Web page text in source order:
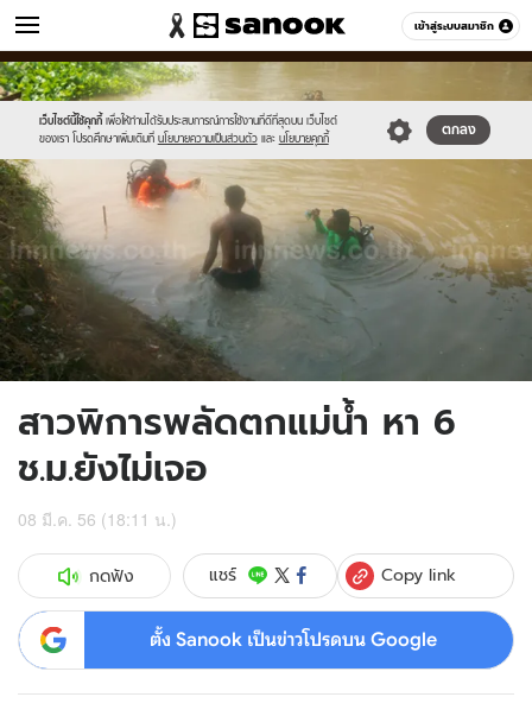
เข้าสู่ระบบสมาชิก
ข่าว หมวดอื่นๆ
เว็บไซต์นี้ใช้คุกกี้ เพื่อให้ท่านได้รับประสบการณ์การใช้งานที่ดีที่สุดบน เว็บไซต์
ของเรา โปรดศึกษาเพิ่มเติมที่ นโยบายความเป็นส่วนตัว และ นโยบายคุกกี้
ตกลง
Sanook
//s.isanook.com/sr/0/images/logo-
new-
sanook.png
600
60
//s.isanook.com/ns/0/ud/234/1173118/439158-
01.jpg
สาวพิการพลัดตกแม่น้ำ หา 6
ช.ม.ยังไม่เจอ
08 มี.ค. 56 (18:11 น.)
กดฟัง แชร์ Copy link
ตั้ง Sanook เป็นข่าวโปรดบน Google